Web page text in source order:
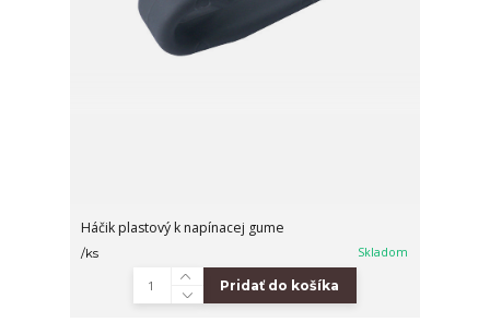
Háčik plastový k napínacej gume
/ks Skladom
Pridať do košíka